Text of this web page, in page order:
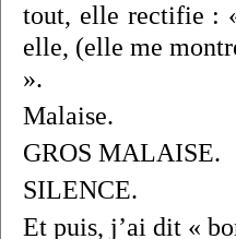
tout, elle rectifie :
elle, (elle me
».
Malaise.
GROS MALAISE.
SILENCE.
Et puis, j’ai dit «